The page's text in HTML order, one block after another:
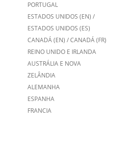
No mundo todo
BRASIL
PORTUGAL
ESTADOS UNIDOS (EN)/
ESTADOS UNIDOS (ES)
CANADÁ (EN)
REINO UNIDO E IRLANDA
AUSTRÁLIA E NOVA
ZELÂNDIA